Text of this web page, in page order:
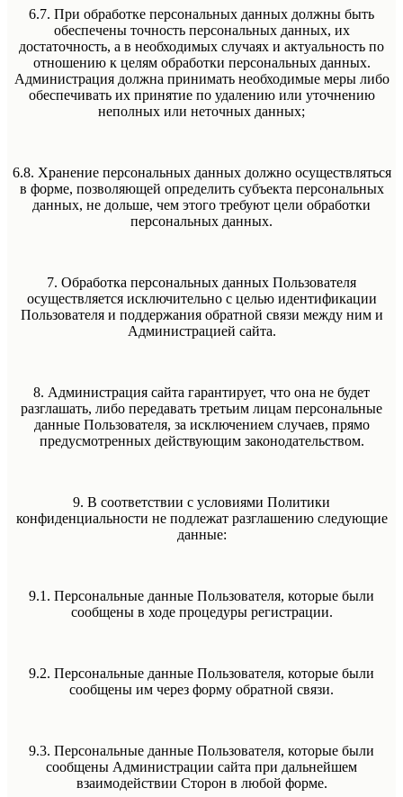
6.7. При обработке персональных данных должны быть
обеспечены точность персональных данных, их
достаточность, а в необходимых случаях и актуальность по
отношению к целям обработки персональных данных.
Администрация должна принимать необходимые меры либо
обеспечивать их принятие по удалению или уточнению
неполных или неточных данных;
6.8. Хранение персональных данных должно осуществляться
в форме, позволяющей определить субъекта персональных
данных, не дольше, чем этого требуют цели обработки
персональных данных.
7. Обработка персональных данных Пользователя
осуществляется исключительно с целью идентификации
Пользователя и поддержания обратной связи между ним и
Администрацией сайта.
8. Администрация сайта гарантирует, что она не будет
разглашать, либо передавать третьим лицам персональные
данные Пользователя, за исключением случаев, прямо
предусмотренных действующим законодательством.
9. В соответствии с условиями Политики
конфиденциальности не подлежат разглашению следующие
данные:
9.1. Персональные данные Пользователя, которые были
сообщены в ходе процедуры регистрации.
9.2. Персональные данные Пользователя, которые были
сообщены им через форму обратной связи.
9.3. Персональные данные Пользователя, которые были
сообщены Администрации сайта при дальнейшем
взаимодействии Сторон в любой форме.